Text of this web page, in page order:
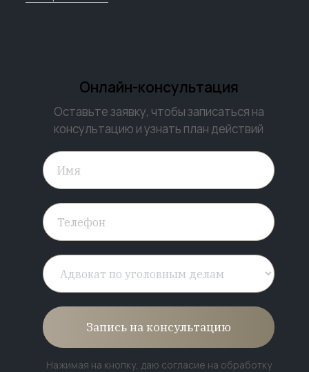
Онлайн-консультация
Оставьте заявку, чтобы записаться на
консультацию и узнать план действий
Запись на консультацию
Нажимая на кнопку, даю согласие на обработку